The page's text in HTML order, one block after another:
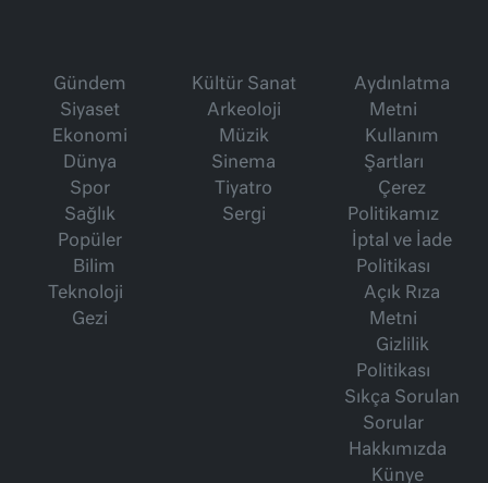
Gündem
Siyaset
Ekonomi
Dünya
Spor
Sağlık
Popüler
Bilim
Teknoloji
Gezi
Kültür Sanat
Arkeoloji
Müzik
Sinema
Tiyatro
Sergi
Aydınlatma
Metni
Kullanım
Şartları
Çerez
Politikamız
İptal ve İade
Politikası
Açık Rıza
Metni
Gizlilik
Politikası
Sıkça Sorulan
Sorular
Hakkımızda
Künye